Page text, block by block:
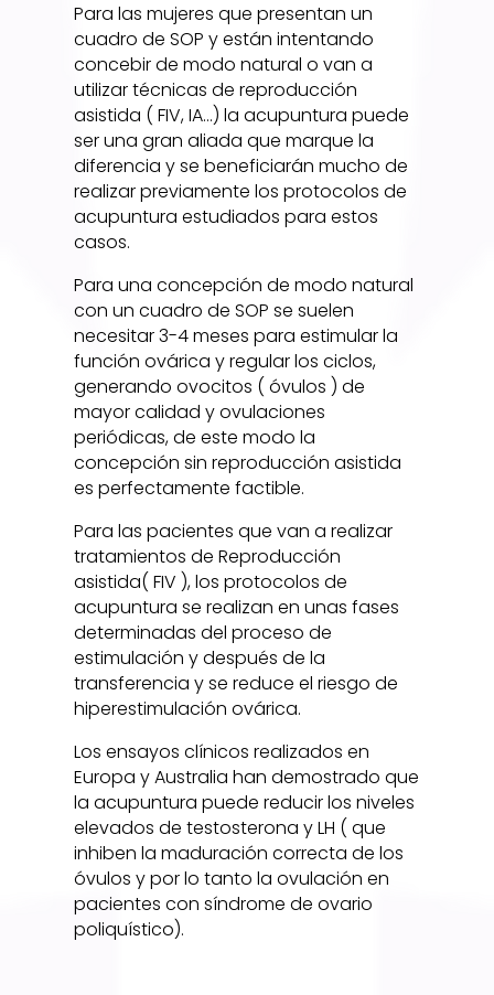
Para las mujeres que presentan un
cuadro de SOP y están intentando
concebir de modo natural o van a
utilizar técnicas de reproducción
asistida ( FIV, IA…) la acupuntura puede
ser una gran aliada que marque la
diferencia y se beneficiarán mucho de
realizar previamente los protocolos de
acupuntura estudiados para estos
casos.
Para una concepción de modo natural
con un cuadro de SOP se suelen
necesitar 3-4 meses para estimular la
función ovárica y regular los ciclos,
generando ovocitos ( óvulos ) de
mayor calidad y ovulaciones
periódicas, de este modo la
concepción sin reproducción asistida
es perfectamente factible.
Para las pacientes que van a realizar
tratamientos de Reproducción
asistida( FIV ), los protocolos de
acupuntura se realizan en unas fases
determinadas del proceso de
estimulación y después de la
transferencia y se reduce el riesgo de
hiperestimulación ovárica.
Los ensayos clínicos realizados en
Europa y Australia han demostrado que
la acupuntura puede reducir los niveles
elevados de testosterona y LH ( que
inhiben la maduración correcta de los
óvulos y por lo tanto la ovulación en
pacientes con síndrome de ovario
poliquístico).